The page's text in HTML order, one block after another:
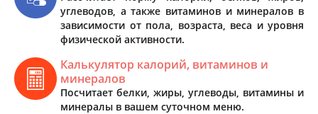
углеводов, а также витаминов и минералов в
зависимости от пола, возраста, веса и уровня
физической активности.
Калькулятор калорий, витаминов и
минералов
Посчитает белки, жиры, углеводы, витамины и
минералы в вашем суточном меню.